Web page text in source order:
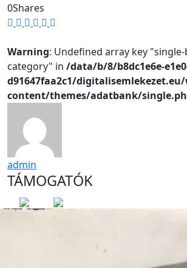
0Shares
Warning: Undefined array key
category" in /data/b/8/b8dc1e6e-
d91647faa2c1/
content/themes/adatbank/
admin
TÁMOGATÓK